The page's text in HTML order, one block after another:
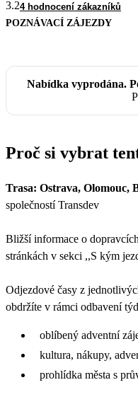
3.24 hodnocení zákazníků
POZNÁVACÍ ZÁJEZDY
Nabídka vyprodána.
Proč si vybrat
Trasa: Ostrava, Olomouc,
společností Transdev
Bližší informace o
stránkách v sekci ,,S kým
Odjezdové časy z
obdržíte v rámci odbavení
oblíbený adventní
kultura, nákupy,
prohlídka města s